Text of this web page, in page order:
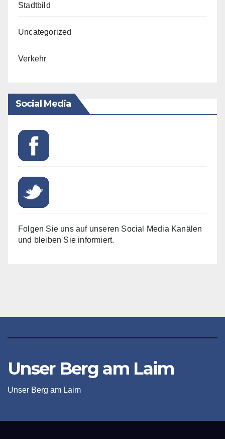
Stadtbild
Uncategorized
Verkehr
Social Media
Folgen Sie uns auf unseren Social Media Kanälen
und bleiben Sie informiert.
Unser Berg am Laim
Unser Berg am Laim